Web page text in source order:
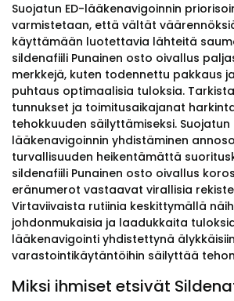
Suojatun ED-lääkenavigoinnin
varmistetaan, että vältät
käyttämään luotettavia lähteitä
sildenafiili Punainen osto oivallus
merkkejä, kuten todennettu pakkaus
puhtaus optimaalisia tuloksia.
tunnukset ja toimitusaikajanat
tehokkuuden säilyttämiseksi. Suojatun
lääkenavigoinnin yhdistäminen
turvallisuuden heikentämättä
sildenafiili Punainen osto oivallus
eränumerot vastaavat virallisia
Virtaviivaista rutiinia keskittymällä
johdonmukaisia ja laadukkaita
lääkenavigointi yhdistettynä älykkäisiin
varastointikäytäntöihin säilyttää
Miksi ihmiset etsivät